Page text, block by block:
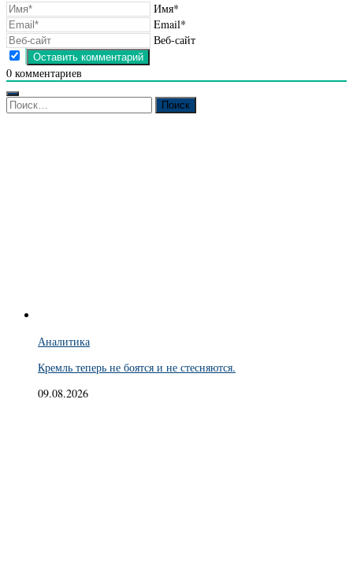
Имя*
Email*
Веб-сайт
0 комментариев
Найти:
Аналитика
Кремль теперь не боятся и не стесняются.
09.08.2026